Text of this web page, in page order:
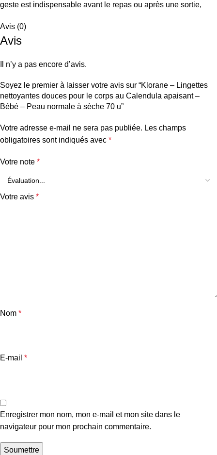
geste est indispensable avant le repas ou après une sortie,
Avis (0)
Avis
Il n’y a pas encore d’avis.
Soyez le premier à laisser votre avis sur “Klorane – Lingettes
nettoyantes douces pour le corps au Calendula apaisant –
Bébé – Peau normale à sèche 70 u”
Votre adresse e-mail ne sera pas publiée. Les champs
obligatoires sont indiqués avec *
Votre note *
Votre avis *
Nom *
E-mail *
Enregistrer mon nom, mon e-mail et mon site dans le
navigateur pour mon prochain commentaire.